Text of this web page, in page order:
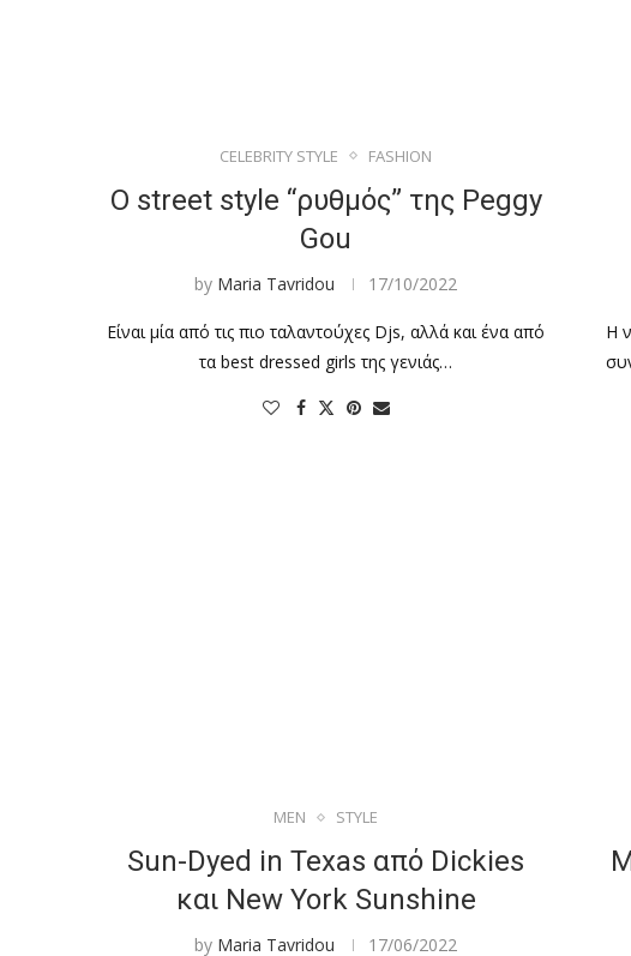
CELEBRITY STYLE FASHION
Ο street style “ρυθμός” της Peggy
Gou
by Maria Tavridou 17/10/2022
Είναι μία από τις πιο ταλαντούχες Djs, αλλά και ένα από
τα best dressed girls της γενιάς…
Η
MEN STYLE
Sun-Dyed in Texas από Dickies
και New York Sunshine
by Maria Tavridou 17/06/2022